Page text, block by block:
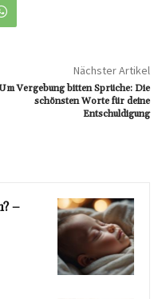
Nächster Artikel
Um Vergebung bitten Sprüche: Die
schönsten Worte für deine
Entschuldigung
–